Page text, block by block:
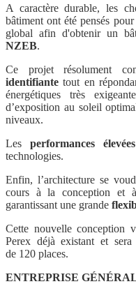
A caractère durable, les
bâtiment ont été pensés
global afin d'obtenir un
NZEB.
Ce projet résolument
identifiante tout en
énergétiques très
d’exposition au soleil
niveaux.
Lesperformances
technologies.
Enfin, l’architecture se
cours à la conception et à
garantissant une grande
Cette nouvelle conception
Perex déjà existant et sera
de 120 places.
ENTREPRISE